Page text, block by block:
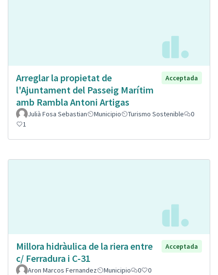
Arreglar la propietat de
l'Ajuntament del Passeig Marítim
amb Rambla Antoni Artigas
Acceptada
Julià Fosa Sebastian Municipio Turismo Sostenible
0
1
Millora hidràulica de la riera entre
c/ Ferradura i C-31
Acceptada
Aron Marcos Fernandez Municipio 0 0